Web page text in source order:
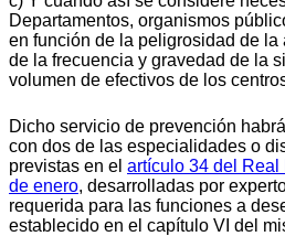
Departamentos, organismos
en función de la peligrosidad de
de la frecuencia y gravedad de la
volumen de efectivos de los
Dicho servicio de prevención
con dos de las especialidades o
previstas en el artículo 34 del Real
de enero, desarrolladas por
requerida para las funciones a
establecido en el capítulo VI del